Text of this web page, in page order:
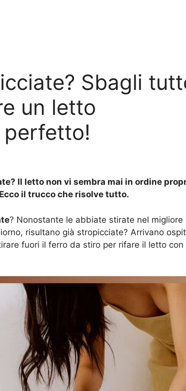
Sbagli
un letto
Il letto non vi sembra mai in ordine
il trucco che risolve tutto.
? Nonostante le abbiate stirate nel migliore
risultano già stropicciate? Arrivano
fuori il ferro da stiro per rifare il letto con